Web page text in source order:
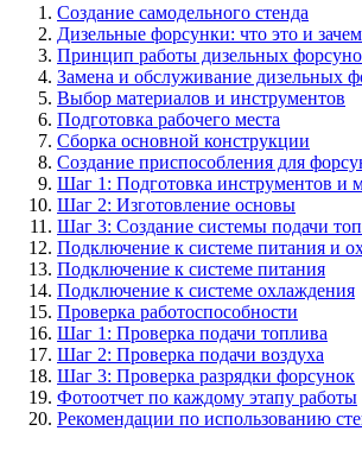
Создание самодельного стенда
Дизельные форсунки: что это и
Принцип работы дизельных
Замена и обслуживание дизельных
Выбор материалов и инструментов
Подготовка рабочего места
Сборка основной конструкции
Создание приспособления для
Шаг 1: Подготовка инструментов и
Шаг 2: Изготовление основы
Шаг 3: Создание системы подачи
Подключение к системе питания и
Подключение к системе питания
Подключение к системе охлаждения
Проверка работоспособности
Шаг 1: Проверка подачи топлива
Шаг 2: Проверка подачи воздуха
Шаг 3: Проверка разрядки форсунок
Фотоотчет по каждому этапу работы
Рекомендации по использованию